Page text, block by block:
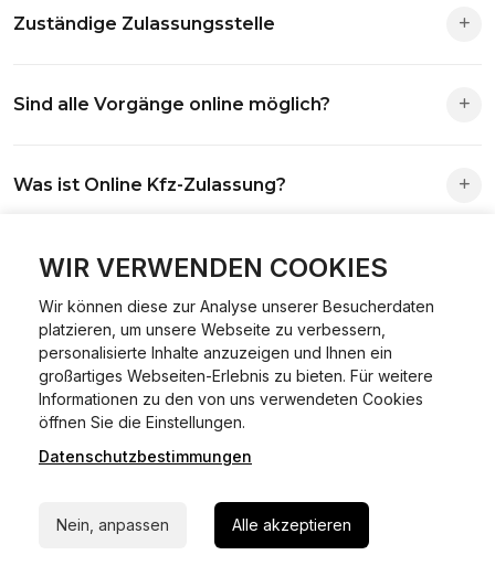
WIR VERWENDEN COOKIES
Wir können diese zur Analyse unserer Besucherdaten
platzieren, um unsere Webseite zu verbessern,
personalisierte Inhalte anzuzeigen und Ihnen ein
großartiges Webseiten-Erlebnis zu bieten. Für weitere
Informationen zu den von uns verwendeten Cookies
öffnen Sie die Einstellungen.
Datenschutzbestimmungen
Nein, anpassen Alle akzeptieren
Zuständige Zulassungsstelle
Antrag wird automatisch an die richtige Stelle weitergeleitet.
Sind alle Vorgänge online möglich?
Abmeldungen für Fahrzeuge mit Erstzulassung vor dem
Was ist Online Kfz-Zulassung?
ummelden oder abmelden kannst – inklusive Dateneingabe,
Dokumentprüfung und Bezahlung.
Welche Vorteile gibt es?
Zeitersparnis, flexible Durchführung, kein Besuch der
Behörde notwendig.
Welche Unterlagen werden benötigt?
Fahrzeugbrief, Fahrzeugschein, Ausweis oder Reisepass,
Versicherungsnachweis, falls erforderlich TÜV-Bericht.
Wie sicher ist das Verfahren?
Kann ich mein Fahrzeug online ummelden oder
abmelden?